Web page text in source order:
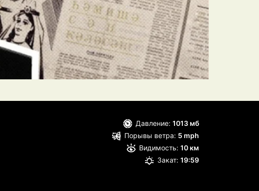
Давление: 1013 мб
Порывы ветра: 5 mph
Видимость: 10 км
Закат: 19:59